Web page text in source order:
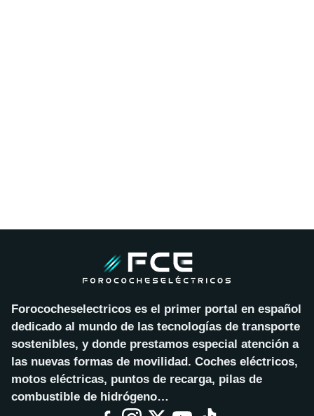
Forococheselectricos es el primer portal en español
dedicado al mundo de las tecnologías de transporte
sostenibles, y donde prestamos especial atención a
las nuevas formas de movilidad. Coches eléctricos,
motos eléctricas, puntos de recarga, pilas de
combustible de hidrógeno…